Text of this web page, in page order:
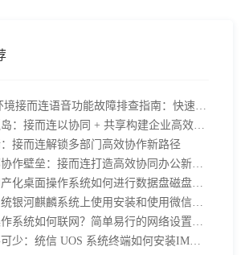
麒麟 V10 环境接而连语音功能故障排查指南：快速恢复高效协作
打破信息孤岛：接而连以协同 + 共享构建企业高效办公生态
接而连解锁多部门高效协作新路径
破局内外部协作壁垒：接而连打造高效协同办公新范式
银河麒麟国产化桌面操作系统如何进行数据盘磁盘的分区管理
国产操作系统银河麒麟系统上使用安装和使用微信的方法
银河麒麟操作系统如何联网？简单易行的网络设置与连接方法
企业通讯不可少：统信 UOS 系统终端如何安装IM软件进行内部沟通？